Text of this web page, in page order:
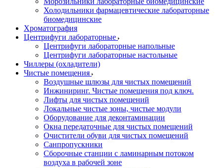
Холодильники фармацевтические лабораторные
биомедицинские
Хроматография
Центрифуги лабораторные
Центрифуги лабораторные напольные
Центрифуги лабораторные настольные
Чиллеры (охладители)
Чистые помещения
Воздушные шлюзы для чистых помещений
Инжиниринг. Чистые помещения под ключ.
Лифты для чистых помещений
Локальные чистые зоны, чистые модули
Оборудование для деконтаминации
Окна передаточные для чистых помещений
Очистители обуви для чистых помещений
Санпропускники
Сборочные станции с ламинарным потоком
воздуха в рабочей зоне